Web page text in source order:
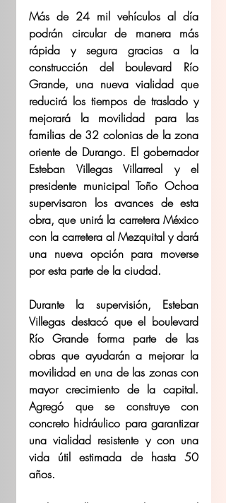
Más de 24 mil vehículos al día
podrán circular de manera más
rápida y segura gracias a la
construcción del boulevard Río
Grande, una nueva vialidad que
reducirá los tiempos de traslado y
mejorará la movilidad para las
familias de 32 colonias de la zona
oriente de Durango. El gobernador
Esteban Villegas Villarreal y el
presidente municipal Toño Ochoa
supervisaron los avances de esta
obra, que unirá la carretera México
con la carretera al Mezquital y dará
una nueva opción para moverse
por esta parte de la ciudad.
Durante la supervisión, Esteban
Villegas destacó que el boulevard
Río Grande forma parte de las
obras que ayudarán a mejorar la
movilidad en una de las zonas con
mayor crecimiento de la capital.
Agregó que se construye con
concreto hidráulico para garantizar
una vialidad resistente y con una
vida útil estimada de hasta 50
años.